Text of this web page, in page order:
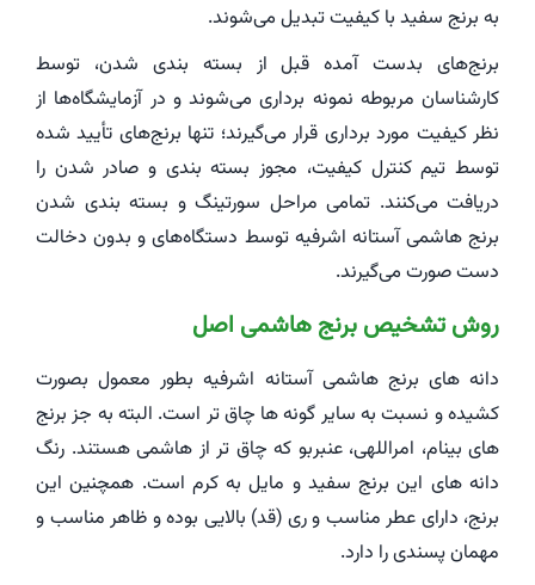
به برنج سفید با کیفیت تبدیل می‌شوند.
برنج‌های بدست آمده قبل از بسته بندی شدن، توسط
کارشناسان مربوطه نمونه برداری می‌شوند و در آزمایشگاه‌ها از
نظر کیفیت مورد برداری قرار می‌گیرند؛ تنها برنج‌های تأیید شده
توسط تیم کنترل کیفیت، مجوز بسته بندی و صادر شدن را
دریافت می‌کنند. تمامی مراحل سورتینگ و بسته بندی شدن
برنج هاشمی آستانه اشرفیه توسط دستگاه‌های و بدون دخالت
دست صورت می‌گیرند.
روش تشخیص برنج هاشمی اصل
دانه‌ های برنج هاشمی آستانه اشرفیه بطور معمول بصورت
کشیده و نسبت به سایر گونه ها چاق تر است. البته به جز برنج
های بینام، امراللهی، عنبربو که چاق تر از هاشمی هستند. رنگ
دانه های این برنج سفید و مایل به کرم است. همچنین این
برنج، دارای عطر مناسب و ری (قد) بالایی بوده و ظاهر مناسب و
مهمان پسندی را دارد.